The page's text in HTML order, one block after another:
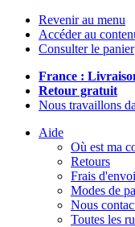
Revenir au menu
Accéder au
Consulter le panier
France :
Retour gratuit
Nous travaillons
Aide
Où est ma
Retours
Frais d'envoi
Modes de
Nous
Toutes les